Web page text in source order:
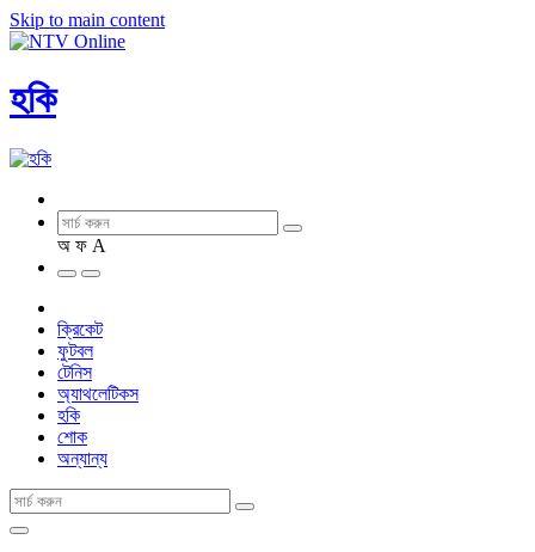
Skip to main content
হকি
অ ফ A
ক্রিকেট
ফুটবল
টেনিস
অ্যাথলেটিকস
হকি
শোক
অন্যান্য